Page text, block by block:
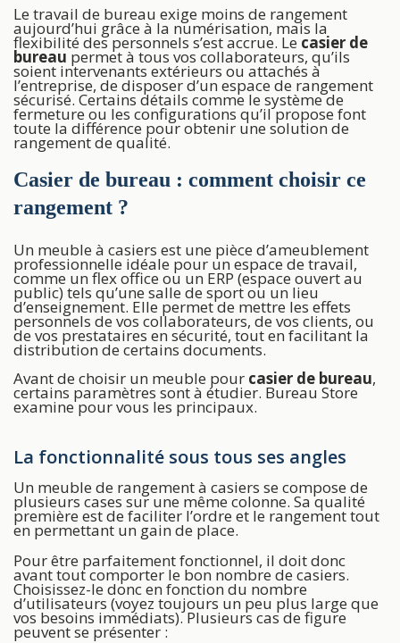
Le travail de bureau exige moins de rangement
aujourd’hui grâce à la numérisation, mais la
flexibilité des personnels s’est accrue. Le casier de
bureau permet à tous vos collaborateurs, qu’ils
soient intervenants extérieurs ou attachés à
l’entreprise, de disposer d’un espace de rangement
sécurisé. Certains détails comme le système de
fermeture ou les configurations qu’il propose font
toute la différence pour obtenir une solution de
rangement de qualité.
Casier de bureau : comment choisir ce
rangement ?
Un meuble à casiers est une pièce d’ameublement
professionnelle idéale pour un espace de travail,
comme un flex office ou un ERP (espace ouvert au
public) tels qu’une salle de sport ou un lieu
d’enseignement. Elle permet de mettre les effets
personnels de vos collaborateurs, de vos clients, ou
de vos prestataires en sécurité, tout en facilitant la
distribution de certains documents.
Avant de choisir un meuble pour casier de bureau,
certains paramètres sont à étudier. Bureau Store
examine pour vous les principaux.
La fonctionnalité sous tous ses angles
Un meuble de rangement à casiers se compose de
plusieurs cases sur une même colonne. Sa qualité
première est de faciliter l’ordre et le rangement tout
en permettant un gain de place.
Pour être parfaitement fonctionnel, il doit donc
avant tout comporter le bon nombre de casiers.
Choisissez-le donc en fonction du nombre
d’utilisateurs (voyez toujours un peu plus large que
vos besoins immédiats). Plusieurs cas de figure
peuvent se présenter :